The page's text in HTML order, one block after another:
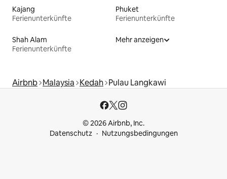
Kajang
Ferienunterkünfte
Phuket
Ferienunterkünfte
Shah Alam
Ferienunterkünfte
Mehr anzeigen
Airbnb Malaysia Kedah Pulau Langkawi
© 2026 Airbnb, Inc.
Datenschutz
Nutzungsbedingungen